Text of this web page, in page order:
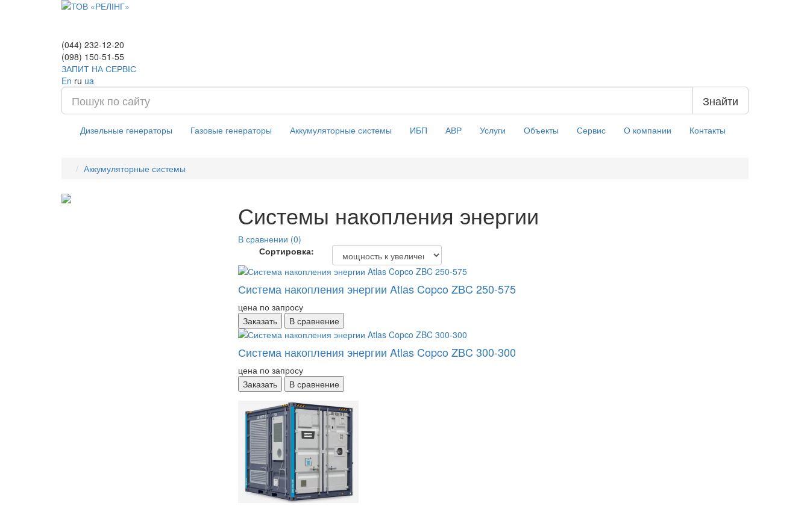
(044) 232-12-20
(098) 150-51-55
ЗАПИТ НА СЕРВІС
En ru ua
Знайти
Дизельные генераторы Газовые генераторы Аккумуляторные системы ИБП АВР Услуги Объекты Сервис О компании Контакты
Аккумуляторные системы
Системы накопления энергии
В сравнении (0)
Сортировка:
Система накопления энергии Atlas Copco ZBC 250-575
цена по запросу
Заказать
В сравнение
Система накопления энергии Atlas Copco ZBC 300-300
цена по запросу
Заказать
В сравнение